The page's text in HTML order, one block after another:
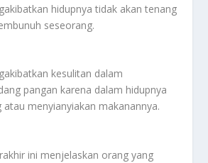
hidupnya tidak akan tenang
seseorang.
kesulitan dalam
pangan karena dalam hidupnya
menyianyiakan makanannya.
ini menjelaskan orang yang